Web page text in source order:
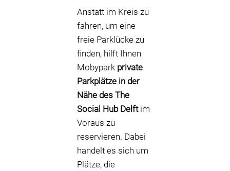
Anstatt im Kreis zu
fahren, um eine
freie Parklücke zu
finden, hilft Ihnen
Mobypark private
Parkplätze in der
Nähe des The
Social Hub Delftim
Voraus zu
reservieren. Dabei
handelt es sich um
Plätze, die